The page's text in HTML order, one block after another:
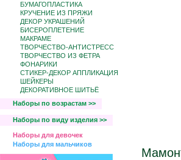
БУМАГОПЛАСТИКА
КРУЧЕНИЕ ИЗ ПРЯЖИ
ДЕКОР УКРАШЕНИЙ
БИCЕРОПЛЕТЕНИЕ
МАКРАМЕ
ТВОРЧЕСТВО-АНТИСТРЕСС
ТВОРЧЕСТВО ИЗ ФЕТРА
ФОНАРИКИ
СТИКЕР-ДЕКОР АППЛИКАЦИЯ
ШЕЙКЕРЫ
ДЕКОРАТИВНОЕ ШИТЬЁ
Наборы по возрастам >>
Наборы по виду изделия >>
Наборы для девочек
Наборы для мальчиков